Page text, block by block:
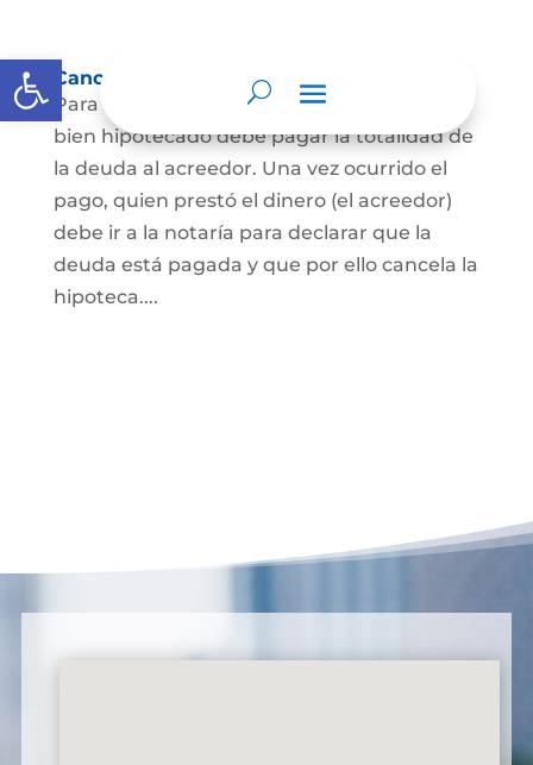
Abrir barra de herramientas
Cancelación de Hipoteca
Para cancelar una hipoteca, el dueño del
bien hipotecado debe pagar la totalidad de
la deuda al acreedor. Una vez ocurrido el
pago, quien prestó el dinero (el acreedor)
debe ir a la notaría para declarar que la
deuda está pagada y que por ello cancela la
hipoteca....